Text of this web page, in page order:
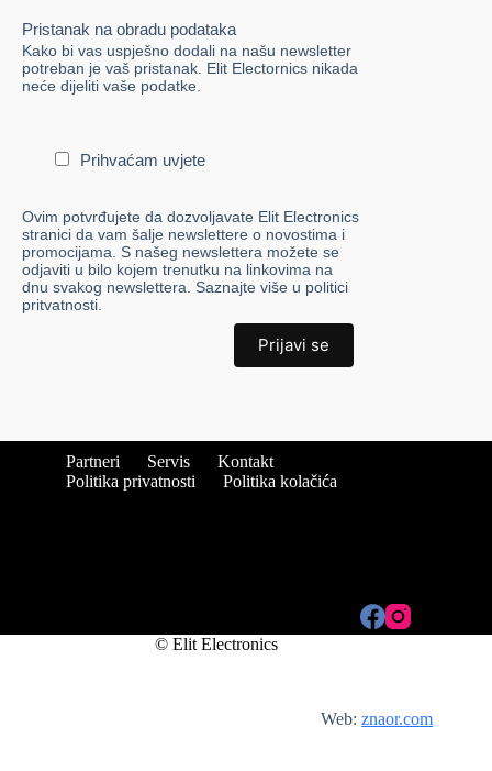
Pristanak na obradu podataka
Kako bi vas uspješno dodali na našu newsletter
potreban je vaš pristanak. Elit Electornics nikada
neće dijeliti vaše podatke.
Prihvaćam uvjete
Ovim potvrđujete da dozvoljavate Elit Electronics
stranici da vam šalje newslettere o novostima i
promocijama. S našeg newslettera možete se
odjaviti u bilo kojem trenutku na linkovima na
dnu svakog newslettera. Saznajte više u politici
pritvatnosti.
Partneri Servis
Kontakt
Politika privatnosti
Politika kolačića
© Elit Electronics
Web:znaor.com